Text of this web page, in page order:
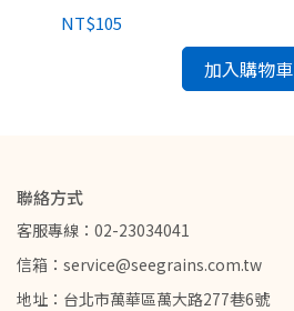
NT$105
加入購物車
聯絡方式
客服專線：02-23034041
信箱：service@seegrains.com.tw
地址：台北市萬華區萬大路277巷6號